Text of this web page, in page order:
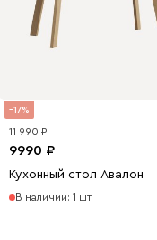
17
9990
11 990
Кухонный стол Авалон
В наличии: 1 шт.